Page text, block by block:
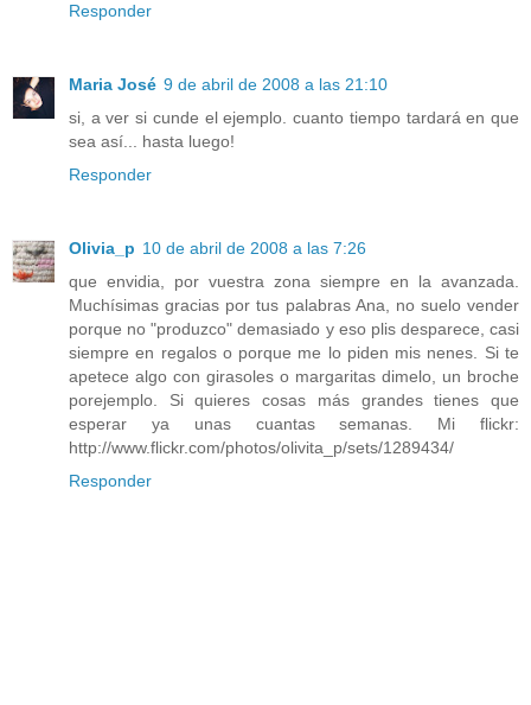
Responder
Maria José 9 de abril de 2008 a las 21:10
si, a ver si cunde el ejemplo. cuanto tiempo tardará en que
sea así... hasta luego!
Responder
Olivia_p 10 de abril de 2008 a las 7:26
que envidia, por vuestra zona siempre en la avanzada.
Muchísimas gracias por tus palabras Ana, no suelo vender
porque no "produzco" demasiado y eso plis desparece, casi
siempre en regalos o porque me lo piden mis nenes. Si te
apetece algo con girasoles o margaritas dimelo, un broche
porejemplo. Si quieres cosas más grandes tienes que
esperar ya unas cuantas semanas. Mi flickr:
http://www.flickr.com/photos/olivita_p/sets/1289434/
Responder